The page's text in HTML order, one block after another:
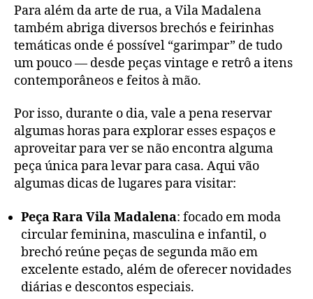
Para além da arte de rua, a Vila Madalena
também abriga diversos brechós e feirinhas
temáticas onde é possível “garimpar” de tudo
um pouco — desde peças vintage e retrô a itens
contemporâneos e feitos à mão.
Por isso, durante o dia, vale a pena reservar
algumas horas para explorar esses espaços e
aproveitar para ver se não encontra alguma
peça única para levar para casa. Aqui vão
algumas dicas de lugares para visitar:
Peça Rara Vila Madalena: focado em moda
circular feminina, masculina e infantil, o
brechó reúne peças de segunda mão em
excelente estado, além de oferecer novidades
diárias e descontos especiais.